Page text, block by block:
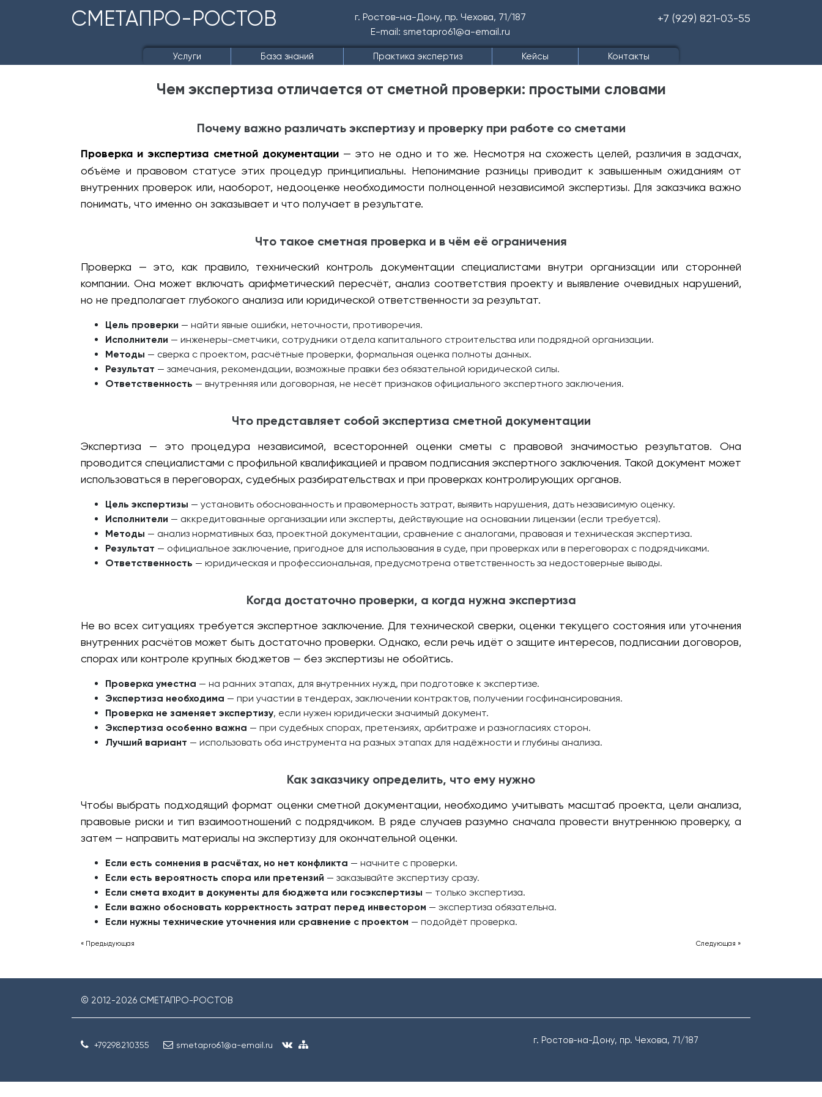
СМЕТАПРО-РОСТОВ
г. Ростов-на-Дону, пр. Чехова, 71/187
E-mail: smetapro61@a-email.ru
+7 (929) 821-03-55
Услуги База знаний Практика экспертиз Кейсы Контакты
Чем экспертиза отличается от сметной проверки: простыми словами
Почему важно различать экспертизу и проверку при работе со сметами
Проверка и экспертиза сметной документации— это не одно и то же. Несмотря на схожесть целей, различия в задачах,
объёме и правовом статусе этих процедур принципиальны. Непонимание разницы приводит к завышенным ожиданиям от
внутренних проверок или, наоборот, недооценке необходимости полноценной независимой экспертизы. Для заказчика важно
понимать, что именно он заказывает и что получает в результате.
Что такое сметная проверка и в чём её ограничения
Проверка — это, как правило, технический контроль документации специалистами внутри организации или сторонней
компании. Она может включать арифметический пересчёт, анализ соответствия проекту и выявление очевидных нарушений,
но не предполагает глубокого анализа или юридической ответственности за результат.
Цель проверки — найти явные ошибки, неточности, противоречия.
Исполнители — инженеры-сметчики, сотрудники отдела капитального строительства или подрядной организации.
Методы — сверка с проектом, расчётные проверки, формальная оценка полноты данных.
Результат — замечания, рекомендации, возможные правки без обязательной юридической силы.
Ответственность — внутренняя или договорная, не несёт признаков официального экспертного заключения.
Что представляет собой экспертиза сметной документации
Экспертиза — это процедура независимой, всесторонней оценки сметы с правовой значимостью результатов. Она
проводится специалистами с профильной квалификацией и правом подписания экспертного заключения. Такой документ может
использоваться в переговорах, судебных разбирательствах и при проверках контролирующих органов.
Цель экспертизы — установить обоснованность и правомерность затрат, выявить нарушения, дать независимую оценку.
Исполнители — аккредитованные организации или эксперты, действующие на основании лицензии (если требуется).
Методы — анализ нормативных баз, проектной документации, сравнение с аналогами, правовая и техническая экспертиза.
Результат — официальное заключение, пригодное для использования в суде, при проверках или в переговорах с подрядчиками.
Ответственность — юридическая и профессиональная, предусмотрена ответственность за недостоверные выводы.
Когда достаточно проверки, а когда нужна экспертиза
Не во всех ситуациях требуется экспертное заключение. Для технической сверки, оценки текущего состояния или уточнения
внутренних расчётов может быть достаточно проверки. Однако, если речь идёт о защите интересов, подписании договоров,
спорах или контроле крупных бюджетов — без экспертизы не обойтись.
Проверка уместна — на ранних этапах, для внутренних нужд, при подготовке к экспертизе.
Экспертиза необходима — при участии в тендерах, заключении контрактов, получении госфинансирования.
Проверка не заменяет экспертизу, если нужен юридически значимый документ.
Экспертиза особенно важна — при судебных спорах, претензиях, арбитраже и разногласиях сторон.
Лучший вариант — использовать оба инструмента на разных этапах для надёжности и глубины анализа.
Как заказчику определить, что ему нужно
Чтобы выбрать подходящий формат оценки сметной документации, необходимо учитывать масштаб проекта, цели анализа,
правовые риски и тип взаимоотношений с подрядчиком. В ряде случаев разумно сначала провести внутреннюю проверку, а
затем — направить материалы на экспертизу для окончательной оценки.
Если есть сомнения в расчётах, но нет конфликта — начните с проверки.
Если есть вероятность спора или претензий — заказывайте экспертизу сразу.
Если смета входит в документы для бюджета или госэкспертизы — только экспертиза.
Если важно обосновать корректность затрат перед инвестором — экспертиза обязательна.
Если нужны технические уточнения или сравнение с проектом — подойдёт проверка.
Следующая »
« Предыдующая
© 2012-2026 СМЕТАПРО-РОСТОВ
+79298210355 smetapro61@a-email.ru г. Ростов-на-Дону, пр. Чехова, 71/187